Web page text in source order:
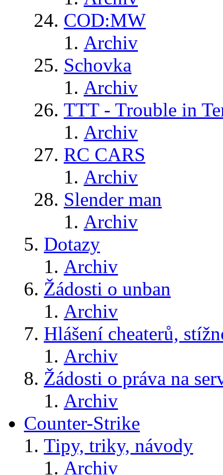
COD:MW
Archiv
Schovka
Archiv
TTT - Trouble in
Archiv
RC CARS
Archiv
Slender man
Archiv
Dotazy
Archiv
Žádosti o unban
Archiv
Hlášení cheaterů,
Archiv
Žádosti o práva na
Archiv
Counter-Strike
Tipy, triky, návody
Archiv